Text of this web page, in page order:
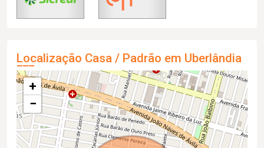
Localização Casa / Padrão em Uberlândia
+
−